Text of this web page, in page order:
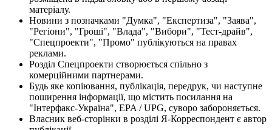
матеріалу.
Новини з позначками "Думка", "Експертиза", "Заява",
"Регіони", "Гроші", "Влада", "Вибори", "Тест-драйв",
"Спецпроекти", "Промо" публікуються на правах
реклами.
Розділ Спецпроекти створюється спільно з
комерційними партнерами.
Будь яке копіювання, публікація, передрук, чи наступне
поширення інформації, що містить посилання на
"Інтерфакс-Україна", EPA / UPG, суворо забороняється.
Власник веб-сторінки в розділі Я-Корреспондент є автор